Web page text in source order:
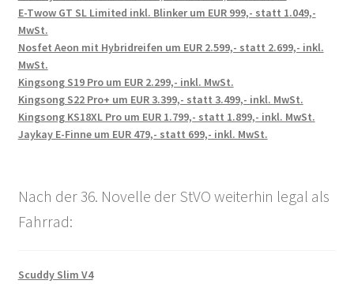
E-Twow GT SL Limited inkl. Blinker um EUR 999,- statt 1.049,-
MwSt.
Nosfet Aeon mit Hybridreifen um EUR 2.599,- statt 2.699,- inkl.
MwSt.
Kingsong S19 Pro um EUR 2.299,- inkl. MwSt.
Kingsong S22 Pro+ um EUR 3.399,- statt 3.499,- inkl. MwSt.
Kingsong KS18XL Pro um EUR 1.799,- statt 1.899,- inkl. MwSt.
Jaykay E-Finne um EUR 479,- statt 699,- inkl. MwSt.
Nach der 36. Novelle der StVO weiterhin legal als
Fahrrad:
Scuddy Slim V4